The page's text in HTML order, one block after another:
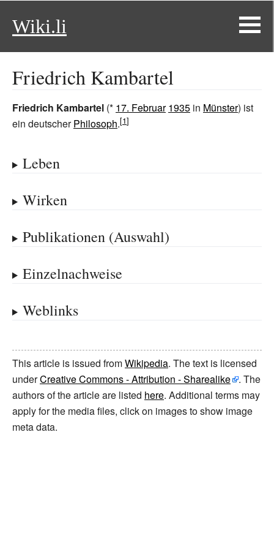
Wiki.li
Friedrich Kambartel
Friedrich Kambartel (* 17. Februar 1935 in Münster) ist
ein deutscherPhilosoph.
Leben
Wirken
Publikationen (Auswahl)
Einzelnachweise
Weblinks
This article is issued fromWikipedia. The text is licensed
underCreative Commons - Attribution - Sharealike
. The
authors of the article are listed here. Additional terms may
apply for the media files, click on images to show image
meta data.